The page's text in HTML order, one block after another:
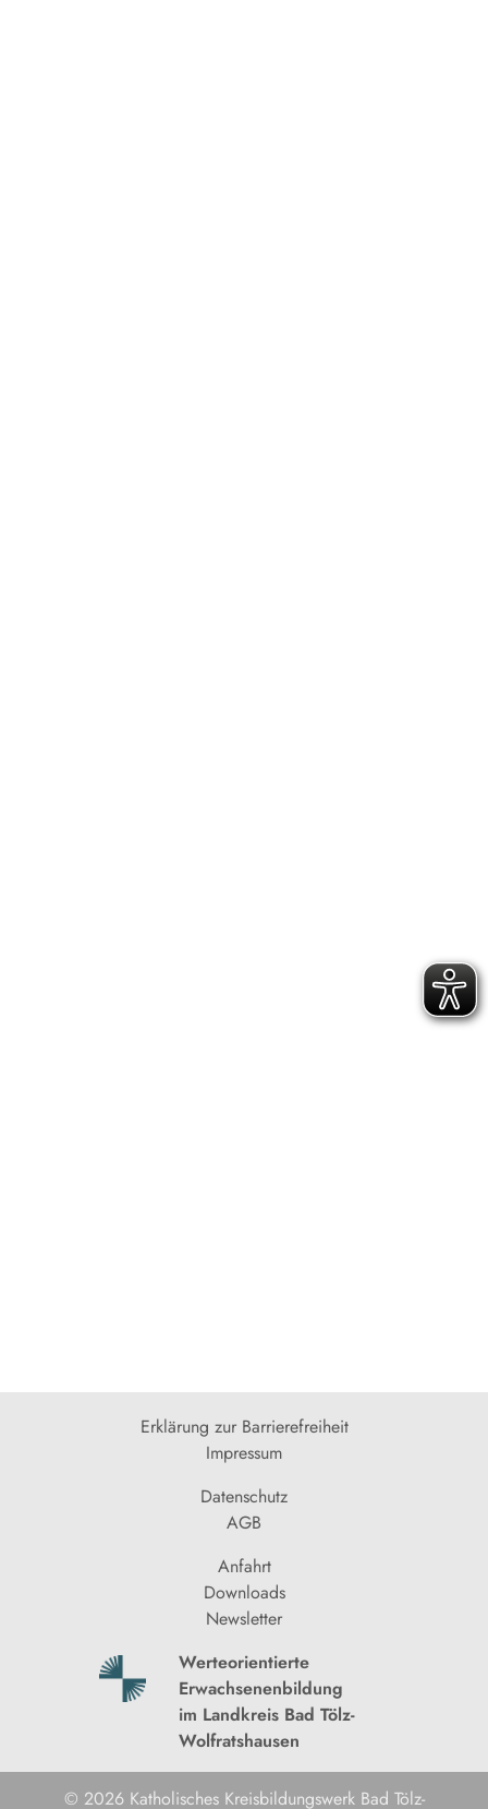
Erklärung zur Barrierefreiheit
Impressum
Datenschutz
AGB
Anfahrt
Downloads
Newsletter
Werteorientierte
Erwachsenenbildung
im Landkreis Bad Tölz-
Wolfratshausen
© 2026 Katholisches Kreisbildungswerk Bad Tölz-